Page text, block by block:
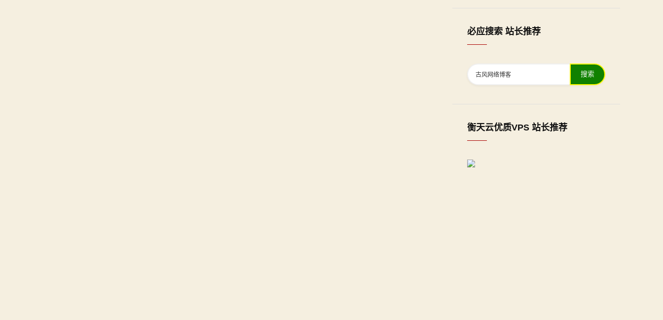
必应搜索 站长推荐
搜索
衡天云优质VPS 站长推荐